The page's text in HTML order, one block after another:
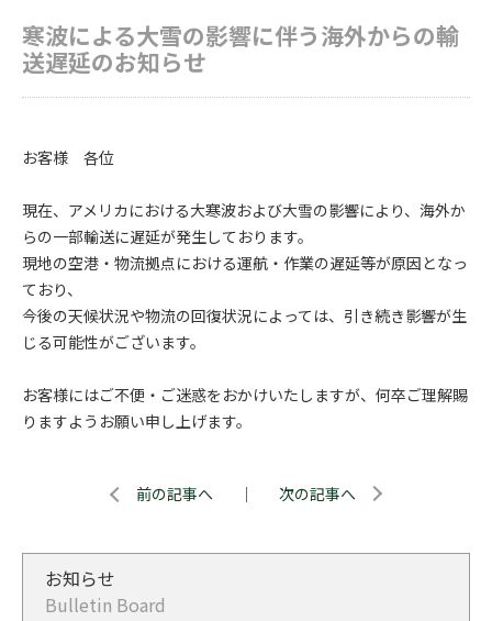
寒波による大雪の影響に伴う海外からの輸
送遅延のお知らせ
お客様 各位
現在、アメリカにおける大寒波および大雪の影響により、海外か
らの一部輸送に遅延が発生しております。
現地の空港・物流拠点における運航・作業の遅延等が原因となっ
ており、
今後の天候状況や物流の回復状況によっては、引き続き影響が生
じる可能性がございます。
お客様にはご不便・ご迷惑をおかけいたしますが、何卒ご理解賜
りますようお願い申し上げます。
前の記事へ ｜ 次の記事へ
お知らせ
Bulletin Board